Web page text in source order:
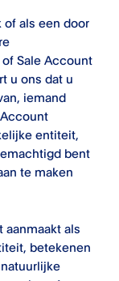
of als een door
of Sale Account
u ons dat u
iemand
Account
entiteit,
bent
te maken
aanmaakt als
betekenen